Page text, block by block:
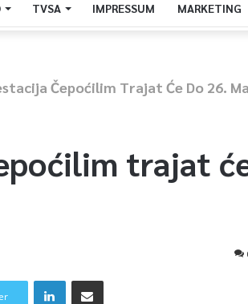
TVSA IMPRESSUM MARKETING
Čepoćilim Trajat Će Do 26.
trajat